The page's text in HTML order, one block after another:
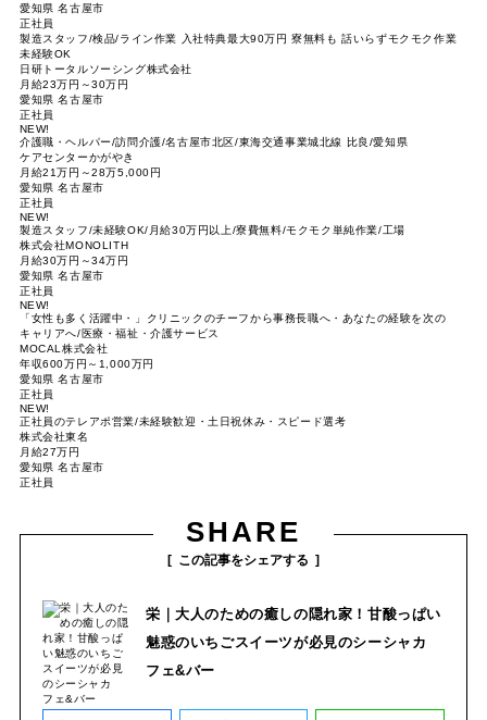
愛知県 名古屋市
正社員
製造スタッフ/検品/ライン作業 入社特典最大90万円 寮無料も 話いらずモクモク作業
未経験OK
日研トータルソーシング株式会社
月給23万円～30万円
愛知県 名古屋市
正社員
NEW!
介護職・ヘルパー/訪問介護/名古屋市北区/東海交通事業城北線 比良/愛知県
ケアセンターかがやき
月給21万円～28万5,000円
愛知県 名古屋市
正社員
NEW!
製造スタッフ/未経験OK/月給30万円以上/寮費無料/モクモク単純作業/工場
株式会社MONOLITH
月給30万円～34万円
愛知県 名古屋市
正社員
NEW!
「女性も多く活躍中・」クリニックのチーフから事務長職へ・あなたの経験を次の
キャリアへ/医療・福祉・介護サービス
MOCAL株式会社
年収600万円～1,000万円
愛知県 名古屋市
正社員
NEW!
正社員のテレアポ営業/未経験歓迎・土日祝休み・スピード選考
株式会社東名
月給27万円
愛知県 名古屋市
正社員
SHARE
この記事をシェアする
栄｜大人のための癒しの隠れ家！甘酸っぱい
魅惑のいちごスイーツが必見のシーシャカ
フェ&バー